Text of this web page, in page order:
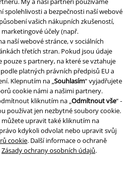
spolehlivosti a bezpečnosti naší webové
vašich nákupních zkušeností,
účely (např.
naší webové stránce, v sociálních
třetích stran. Pokud jsou údaje
pouze s partnery, na které se vztahuje
platných právních předpisů EU a
Klepnutím na „Souhlasím“ vyjadřujete
cookie námi a našimi partnery.
kliknutím na „Odmítnout vše“ -
používat jen nezbytné soubory cookie.
upravit také kliknutím na
kdykoli odvolat nebo upravit svůj
cookie. Další informace o ochraně
Zásady ochrany osobních údajů.
životního prostředí